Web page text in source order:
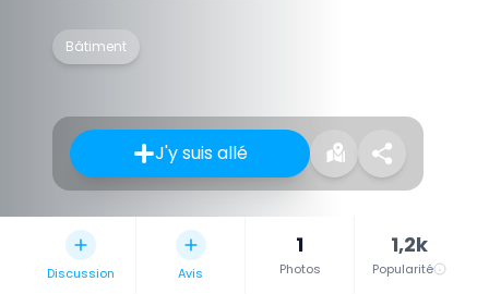
Bâtiment
J'y suis allé
Discussion Avis
1
Photos
1,2k
Popularité